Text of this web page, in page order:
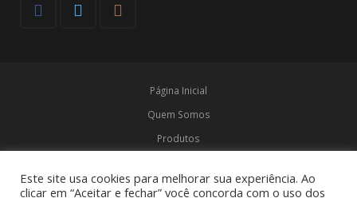
Página Inicial
Quem Somos
Produtos
Contato
Este site usa cookies para melhorar sua experiência. Ao
clicar em “Aceitar e fechar” você concorda com o uso dos